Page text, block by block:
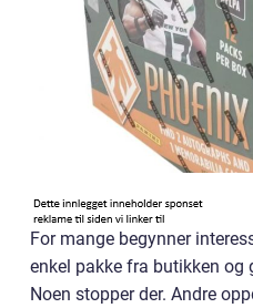
For mange begynner
enkel pakke fra butikken og
Noen stopper der. Andre